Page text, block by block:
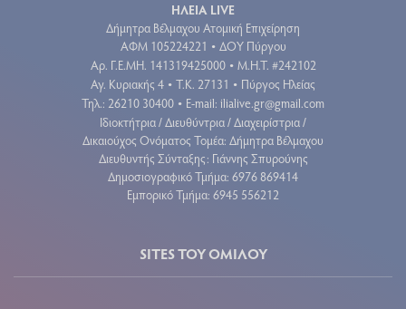
ΗΛΕΙΑ LIVE
Δήμητρα Βέλμαχου Ατομική Επιχείρηση
ΑΦΜ 105224221 • ΔΟΥ Πύργου
Aρ. Γ.Ε.ΜΗ. 141319425000 • Μ.Η.Τ. #242102
Αγ. Κυριακής 4 • Τ.Κ. 27131 • Πύργος Ηλείας
Τηλ.: 26210 30400 • E-mail: ilialive.gr@gmail.com
Ιδιοκτήτρια / Διευθύντρια / Διαχειρίστρια /
Δικαιούχος Ονόματος Τομέα: Δήμητρα Βέλμαχου
Διευθυντής Σύνταξης: Γιάννης Σπυρούνης
Δημοσιογραφικό Τμήμα: 6976 869414
Εμπορικό Τμήμα: 6945 556212
SITES ΤΟΥ ΟΜΙΛΟΥ